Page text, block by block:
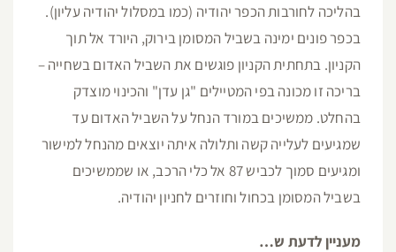
בהליכה לחורבות הכפר יהודיה (כמו במסלול יהודיה עליון).
בכפר פונים ימינה בשביל המסומן בירוק, היורד אל תוך
הקניון. בתחתית הקניון פוגשים את השביל האדום בשחייה –
בריכה זו מכונה בפי המטיילים "גן עדן" והכינוי מוצדק
בהחלט. ממשיכים במורד הנחל על השביל האדום עד
שמגיעים לעלייה קשה ותלולה איתה יוצאים מהנחל למישור
ומגיעים סמוך לכביש 87 אל כלי הרכב, או שממשיכים
בשביל המסומן בכחול וחוזרים לחניון יהודיה.
מעניין לדעת ש…